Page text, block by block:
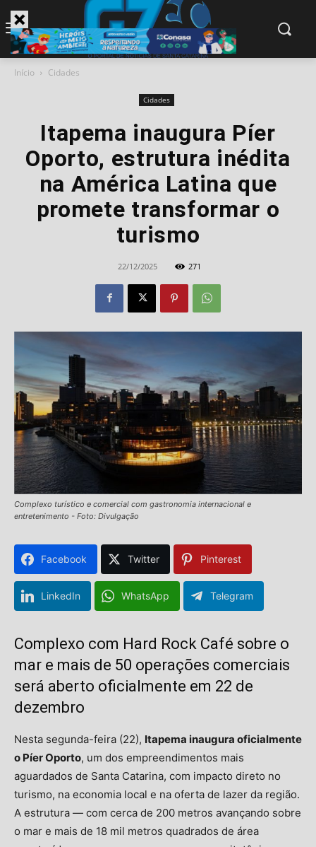
Início Cidades
Cidades
Itapema inaugura Píer
Oporto, estrutura inédita
na América Latina que
promete transformar o
turismo
22/12/2025 271
Complexo turístico e comercial com gastronomia internacional e
entretenimento - Foto: Divulgação
Facebook Twitter Pinterest
LinkedIn WhatsApp Telegram
Complexo com Hard Rock Café sobre o
mar e mais de 50 operações comerciais
será aberto oficialmente em 22 de
dezembro
Nesta segunda-feira (22), Itapema inaugura oficialmente
o Píer Oporto, um dos empreendimentos mais
aguardados de Santa Catarina, com impacto direto no
turismo, na economia local e na oferta de lazer da região.
A estrutura — com cerca de 200 metros avançando sobre
o mar e mais de 18 mil metros quadrados de área
modal-check